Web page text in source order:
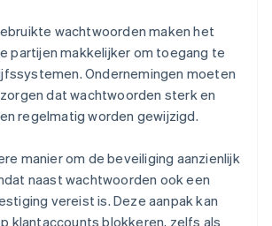
wachtwoorden maken het
partijen makkelijker om toegang te
Ondernemingen moeten
dat wachtwoorden sterk en
regelmatig worden gewijzigd.
manier om de beveiliging aanzienlijk
naast wachtwoorden ook een
vereist is. Deze aanpak kan
klantaccounts blokkeren, zelfs als